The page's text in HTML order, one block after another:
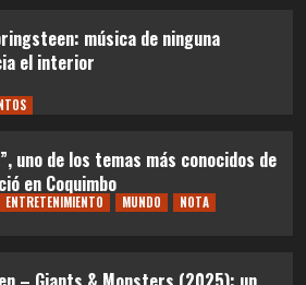
música de ninguna
el interior
uno de los temas más conocidos de
en Coquimbo
ENTRETENIMIENTO MUNDO
NOTA